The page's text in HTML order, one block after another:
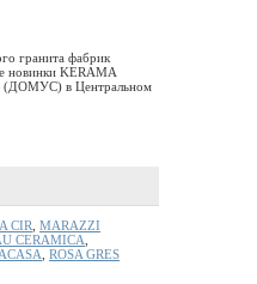
гранита фабрик
новинки KERAMA
(ДОМУС) в Центральном
CIR MARAZZI
CERAMICA
ROSA GRES